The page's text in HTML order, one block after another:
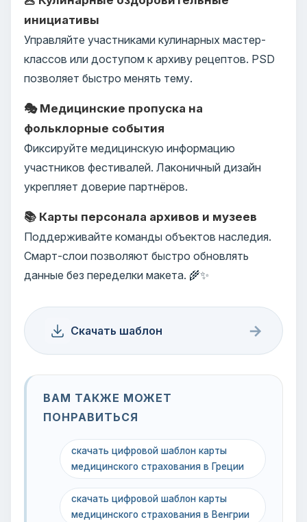
инициативы
Управляйте участниками кулинарных мастер-
классов или доступом к архиву рецептов. PSD
позволяет быстро менять тему.
🎭 Медицинские пропуска на
фольклорные события
Фиксируйте медицинскую информацию
участников фестивалей. Лаконичный дизайн
укрепляет доверие партнёров.
📚 Карты персонала архивов и музеев
Поддерживайте команды объектов наследия.
Смарт-слои позволяют быстро обновлять
данные без переделки макета. 🌾✨
Скачать шаблон →
ВАМ ТАКЖЕ МОЖЕТ
ПОНРАВИТЬСЯ
скачать цифровой шаблон карты
медицинского страхования в Греции
скачать цифровой шаблон карты
медицинского страхования в Венгрии